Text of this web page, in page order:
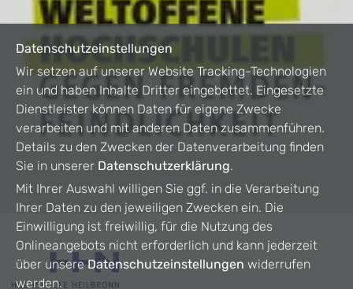
Datenschutzeinstellungen
Wir setzen auf unserer Website Tracking-Technologien
ein und haben Inhalte Dritter eingebettet. Eingesetzte
Dienstleister können Daten für eigene Zwecke
verarbeiten und mit anderen Daten zusammenführen.
Details zu den Zwecken der Datenverarbeitung finden
Sie in unserer Datenschutzerklärung.
Mit Ihrer Auswahl willigen Sie ggf. in die Verarbeitung
Ihrer Daten zu den jeweiligen Zwecken ein. Die
Einwilligung ist freiwillig, für die Nutzung des
Onlineangebots nicht erforderlich und kann jederzeit
über unsereDatenschutzeinstellungen widerrufen
werden.